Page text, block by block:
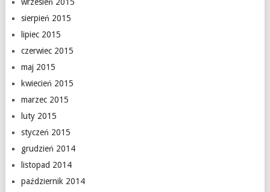
sierpień 2015
lipiec 2015
czerwiec 2015
maj 2015
kwiecień 2015
marzec 2015
luty 2015
styczeń 2015
grudzień 2014
listopad 2014
październik 2014